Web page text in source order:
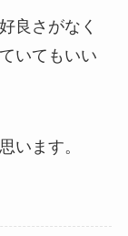
良さがなく
いてもいい
います。